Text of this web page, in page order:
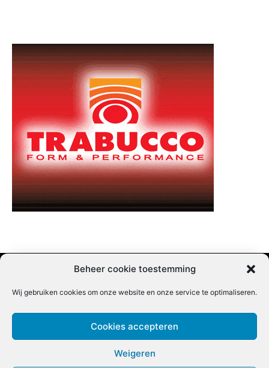
Beheer cookie toestemming
Wij gebruiken cookies om onze website en onze service te optimaliseren.
Cookies accepteren
Weigeren
Nieuwsbrief inschrijven | Partner content